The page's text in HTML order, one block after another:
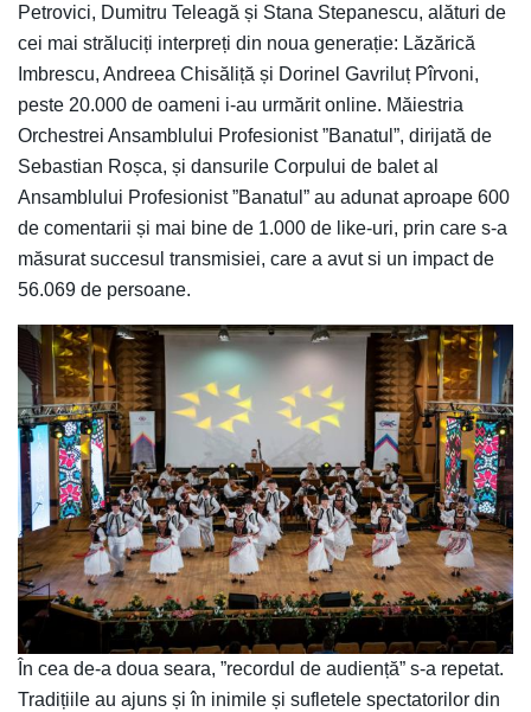
Petrovici, Dumitru Teleagă și Stana Stepanescu, alături de
cei mai străluciți interpreți din noua generație: Lăzărică
Imbrescu, Andreea Chisăliță și Dorinel Gavriluț Pîrvoni,
peste 20.000 de oameni i-au urmărit online. Măiestria
Orchestrei Ansamblului Profesionist ”Banatul”, dirijată de
Sebastian Roșca, și dansurile Corpului de balet al
Ansamblului Profesionist ”Banatul” au adunat aproape 600
de comentarii și mai bine de 1.000 de like-uri, prin care s-a
măsurat succesul transmisiei, care a avut si un impact de
56.069 de persoane.
În cea de-a doua seara, ”recordul de audiență” s-a repetat.
Tradițiile au ajuns și în inimile și sufletele spectatorilor din